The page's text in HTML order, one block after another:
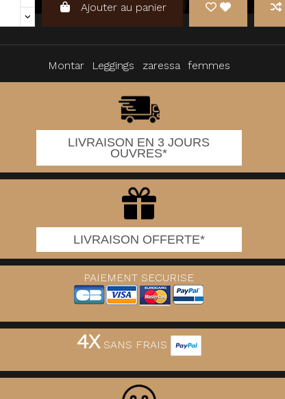
Ajouter au panier
Montar Leggings zaressa femmes
LIVRAISON EN 3 JOURS
OUVRES*
LIVRAISON OFFERTE*
PAIEMENT SECURISE
4XSANS FRAIS